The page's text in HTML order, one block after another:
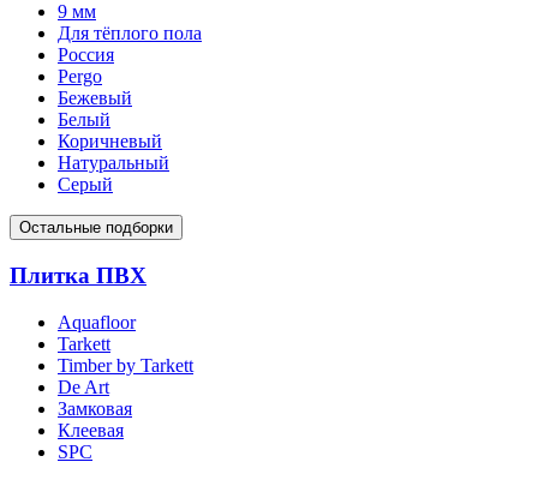
9 мм
Для тёплого пола
Россия
Pergo
Бежевый
Белый
Коричневый
Натуральный
Серый
Остальные подборки
Плитка ПВХ
Aquafloor
Tarkett
Timber by Tarkett
De Art
Замковая
Клеевая
SPC